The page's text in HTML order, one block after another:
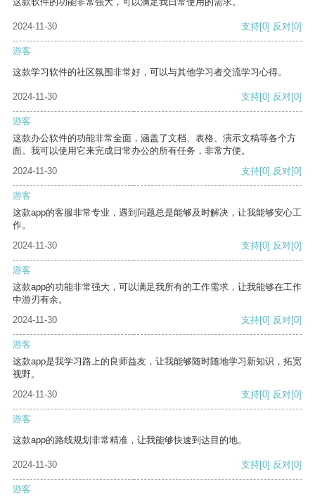
2024-11-30 支持[0] 反对[0]
游客
这款学习软件的社区氛围非常好，可以与其他学习者交流学习心得。
2024-11-30 支持[0] 反对[0]
游客
这款办公软件的功能非常全面，涵盖了文档、表格、演示文稿等各个方
面。我可以使用它来完成日常办公的所有任务，非常方便。
2024-11-30
支持[0] 反对[0]
游客
这款app的客服非常专业，遇到问题总是能够及时解决，让我能够安心工
作。
2024-11-30
支持[0] 反对[0]
游客
这款app的功能非常强大，可以满足我所有的工作需求，让我能够在工作
中游刃有余。
2024-11-30
支持[0] 反对[0]
游客
这款app是我学习路上的良师益友，让我能够随时随地学习新知识，拓宽
视野。
2024-11-30
支持[0] 反对[0]
游客
这款app的路线规划非常精准，让我能够快速到达目的地。
2024-11-30 支持[0] 反对[0]
游客